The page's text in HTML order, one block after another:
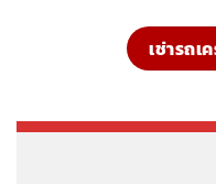
เช่ารถเ